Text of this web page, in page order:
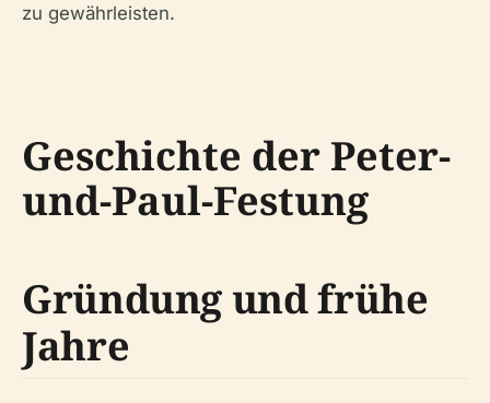
zu gewährleisten.
Geschichte der Peter-
und-Paul-Festung
Gründung und frühe
Jahre